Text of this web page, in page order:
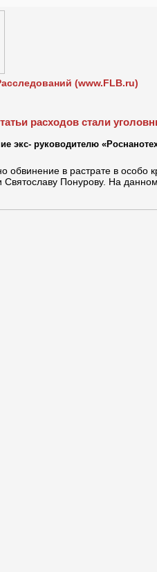
(www.FLB.ru)
расходов стали
экс- руководителю
обвинение в растрате в
Святославу Понурову. На